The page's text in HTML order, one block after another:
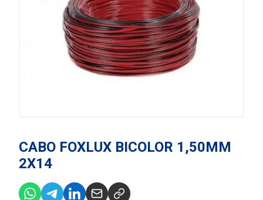
CABO FOXLUX BICOLOR 1,50MM
2X14